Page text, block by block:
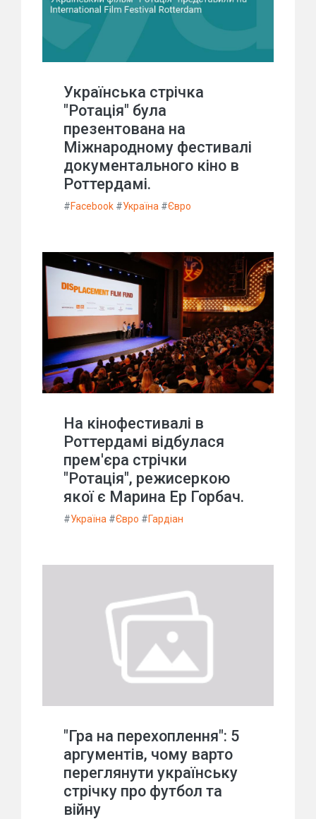
Українська стрічка
"Ротація" була
презентована на
Міжнародному фестивалі
документального кіно в
Роттердамі.
#Facebook #Україна #Євро
На кінофестивалі в
Роттердамі відбулася
прем'єра стрічки
"Ротація", режисеркою
якої є Марина Ер Горбач.
#Україна #Євро #Гардіан
"Гра на перехоплення": 5
аргументів, чому варто
переглянути українську
стрічку про футбол та
війну